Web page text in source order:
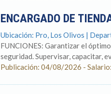
ENCARGADO DE
Ubicación: Pro, Los Olivos |
FUNCIONES: Garantizar el
seguridad. Supervisar, capacitar,
Publicación: 04/08/2026 -